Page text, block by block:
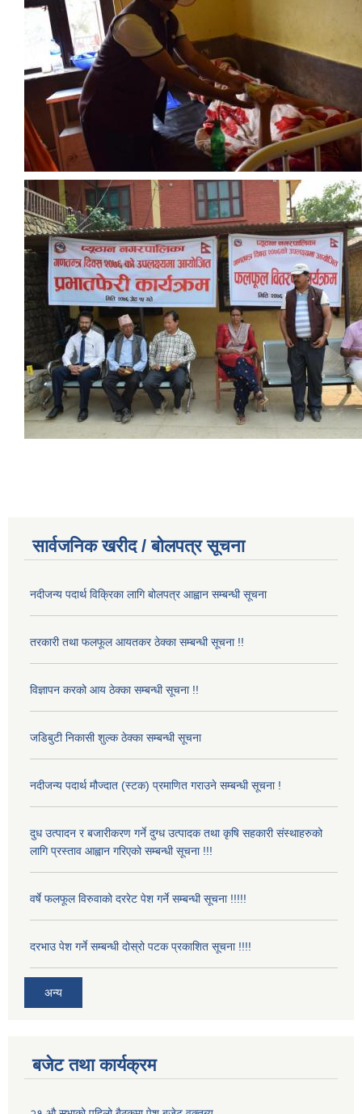
सार्वजनिक खरीद / बोलपत्र सूचना
नदीजन्य पदार्थ विक्रिका लागि बोलपत्र आह्वान सम्बन्धी सूचना
तरकारी तथा फलफूल आयतकर ठेक्का सम्बन्धी सूचना !!
विज्ञापन करको आय ठेक्का सम्बन्धी सूचना !!
जडिबुटी निकासी शुल्क ठेक्का सम्बन्धी सूचना
नदीजन्य पदार्थ मौज्दात (स्टक) प्रमाणित गराउने सम्बन्धी सूचना !
दुध उत्पादन र बजारीकरण गर्ने दुग्ध उत्पादक तथा कृषि सहकारी संस्थाहरुको
लागि प्रस्ताव आह्वान गरिएको सम्बन्धी सूचना !!!
वर्षे फलफूल विरुवाको दररेट पेश गर्ने सम्बन्धी सूचना !!!!!
दरभाउ पेश गर्ने सम्बन्धी दोस्रो पटक प्रकाशित सूचना !!!!
अन्य
बजेट तथा कार्यक्रम